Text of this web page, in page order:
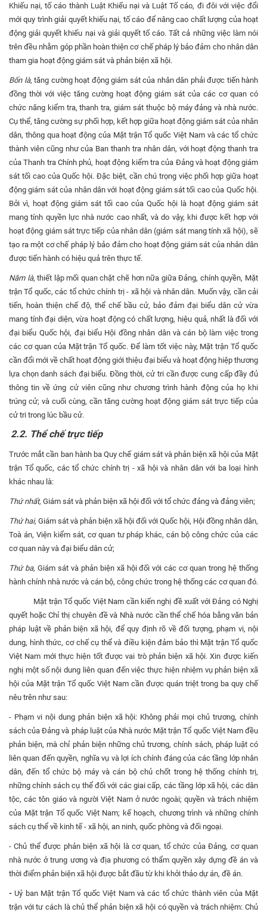
Khiếu nại, tố cáo thành Luật Khiếu nại và Luật Tố cáo, đi đôi với việc đổi
mới quy trình giải quyết khiếu nại, tố cáo để nâng cao chất lượng của hoạt
động giải quyết khiếu nại và giải quyết tố cáo. Tất cả những việc làm nói
trên đều nhằm góp phần hoàn thiện cơ chế pháp lý bảo đảm cho nhân dân
tham gia hoạt động giám sát và phản biện xã hội.
Bốn là, tăng cường hoạt động giám sát của nhân dân phải được tiến hành
đồng thời với việc tăng cường hoạt động giám sát của các cơ quan có
chức năng kiểm tra, thanh tra, giám sát thuộc bộ máy đảng và nhà nước.
Cụ thể, tăng cường sự phối hợp, kết hợp giữa hoạt động giám sát của nhân
dân, thông qua hoạt động của Mặt trận Tổ quốc Việt Nam và các tổ chức
thành viên cũng như của Ban thanh tra nhân dân, với hoạt động thanh tra
của Thanh tra Chính phủ, hoạt động kiểm tra của Đảng và hoạt động giám
sát tối cao của Quốc hội. Đặc biệt, cần chú trọng việc phối hợp giữa hoạt
động giám sát của nhân dân với hoạt động giám sát tối cao của Quốc hội.
Bởi vì, hoạt động giám sát tối cao của Quốc hội là hoạt động giám sát
mang tính quyền lực nhà nước cao nhất, và do vậy, khi được kết hợp với
hoạt động giám sát trực tiếp của nhân dân (giám sát mang tính xã hội), sẽ
tạo ra một cơ chế pháp lý bảo đảm cho hoạt động giám sát của nhân dân
được tiến hành có hiệu quả trên thực tế.
Năm là, thiết lập mối quan chặt chẽ hơn nữa giữa Đảng, chính quyền, Mặt
trận Tổ quốc, các tổ chức chính trị - xã hội và nhân dân. Muốn vậy, cần cải
tiến, hoàn thiện chế độ, thể chế bầu cử, bảo đảm đại biểu dân cử vừa
mang tính đại diện, vừa hoạt động có chất lượng, hiệu quả, nhất là đối với
đại biểu Quốc hội, đại biểu Hội đồng nhân dân và cán bộ làm việc trong
các cơ quan của Mặt trận Tổ quốc. Để làm tốt việc này, Mặt trận Tổ quốc
cần đổi mới về chất hoạt động giới thiệu đại biểu và hoạt động hiệp thương
lựa chọn danh sách đại biểu. Đồng thời, cử tri cần được cung cấp đầy đủ
thông tin về ứng cử viên cũng như chương trình hành động của họ khi
trúng cử; và cuối cùng, cần tăng cường hoạt động giám sát trực tiếp của
cử tri trong lúc bầu cử.
2.2. Thể chế trực tiếp
Trước mắt cần ban hành ba Quy chế giám sát và phản biện xã hội của Mặt
trận Tổ quốc, các tổ chức chính trị - xã hội và nhân dân với ba loại hình
khác nhau là:
Thứ nhất, Giám sát và phản biện xã hội đối với tổ chức đảng và đảng viên;
Thứ hai, Giám sát và phản biện xã hội đối với Quốc hội, Hội đồng nhân dân,
Toà án, Viện kiểm sát, cơ quan tư pháp khác, cán bộ công chức của các
cơ quan này và đại biểu dân cử;
Thứ ba, Giám sát và phản biện xã hội đối với các cơ quan trong hệ thống
hành chính nhà nước và cán bộ, công chức trong hệ thống các cơ quan đó.
Mặt trận Tổ quốc Việt Nam cần kiến nghị đề xuất với Đảng có Nghị
quyết hoặc Chỉ thị chuyên đề và Nhà nước cần thể chế hóa bằng văn bản
pháp luật về phản biện xã hội, để quy định rõ về đối tượng, phạm vi, nội
dung, hình thức, cơ chế cụ thể và điều kiện đảm bảo thì Mặt trận Tổ quốc
Việt Nam mới thực hiện tốt được vai trò phản biện xã hội. Xin được kiến
nghị một số nội dung liên quan đến việc thực hiện nhiệm vụ phản biện xã
hội của Mặt trận Tổ quốc Việt Nam cần được quán triệt trong ba quy chế
nêu trên như sau:
- Phạm vi nội dung phản biện xã hội: Không phải mọi chủ trương, chính
sách của Đảng và pháp luật của Nhà nước Mặt trận Tổ quốc Việt Nam đều
phản biện, mà chỉ phản biện những chủ trương, chính sách, pháp luật có
liên quan đến quyền, nghĩa vụ và lợi ích chính đáng của các tầng lớp nhân
dân, đến tổ chức bộ máy và cán bộ chủ chốt trong hệ thống chính trị,
những chính sách cụ thể đối với các giai cấp, các tầng lớp xã hội, các dân
tộc, các tôn giáo và người Việt Nam ở nước ngoài; quyền và trách nhiệm
của Mặt trận Tổ quốc Việt Nam; kế hoạch, chương trình và những chính
sách cụ thể về kinh tế - xã hội, an ninh, quốc phòng và đối ngoại.
- Chủ thể được phản biện xã hội là cơ quan, tổ chức của Đảng, cơ quan
nhà nước ở trung ương và địa phương có thẩm quyền xây dựng đề án và
thời điểm phản biện xã hội được bắt đầu từ khi khởi thảo dự án, đề án.
- Uỷ ban Mặt trận Tổ quốc Việt Nam và các tổ chức thành viên của Mặt
trận với tư cách là chủ thể phản biện xã hội có quyền và trách nhiệm: Chủ